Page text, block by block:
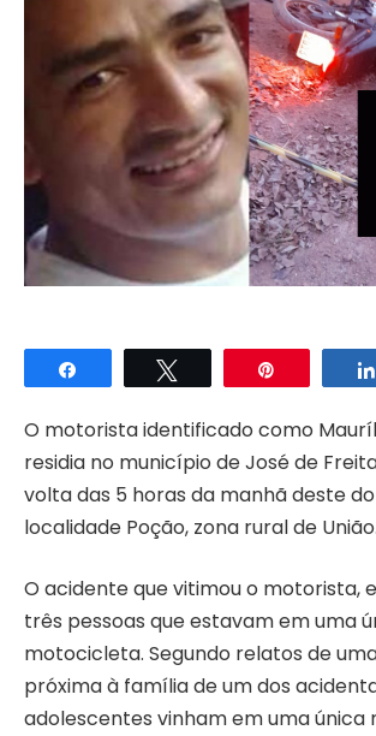
Compartilhar
O motorista identificado como
residia no município de José de
volta das 5 horas da manhã deste
localidade Poção, zona rural de União.
O acidente que vitimou o motorista,
três pessoas que estavam em uma
motocicleta. Segundo relatos de
próxima à família de um dos
adolescentes vinham em uma única